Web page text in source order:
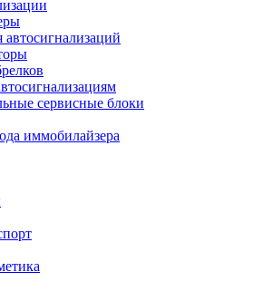
автосигнализаций
сервисные блоки
иммобилайзера